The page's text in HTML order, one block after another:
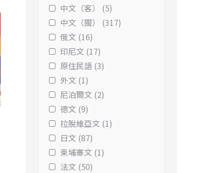
中文（客） (5)
中文（閩） (317)
俄文 (16)
印尼文 (17)
原住民語 (3)
外文 (1)
尼泊爾文 (2)
德文 (9)
拉脫維亞文 (1)
日文 (87)
柬埔寨文 (1)
法文 (50)